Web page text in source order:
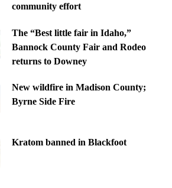
community effort
The “Best little fair in Idaho,”
Bannock County Fair and Rodeo
returns to Downey
New wildfire in Madison County;
Byrne Side Fire
Kratom banned in Blackfoot